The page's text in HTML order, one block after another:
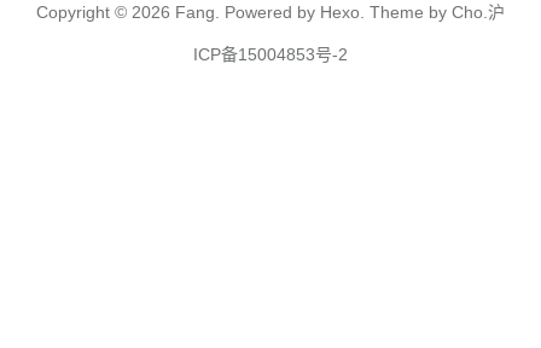
Copyright © 2026 Fang. Powered by Hexo. Theme by Cho. 沪
ICP备15004853号-2